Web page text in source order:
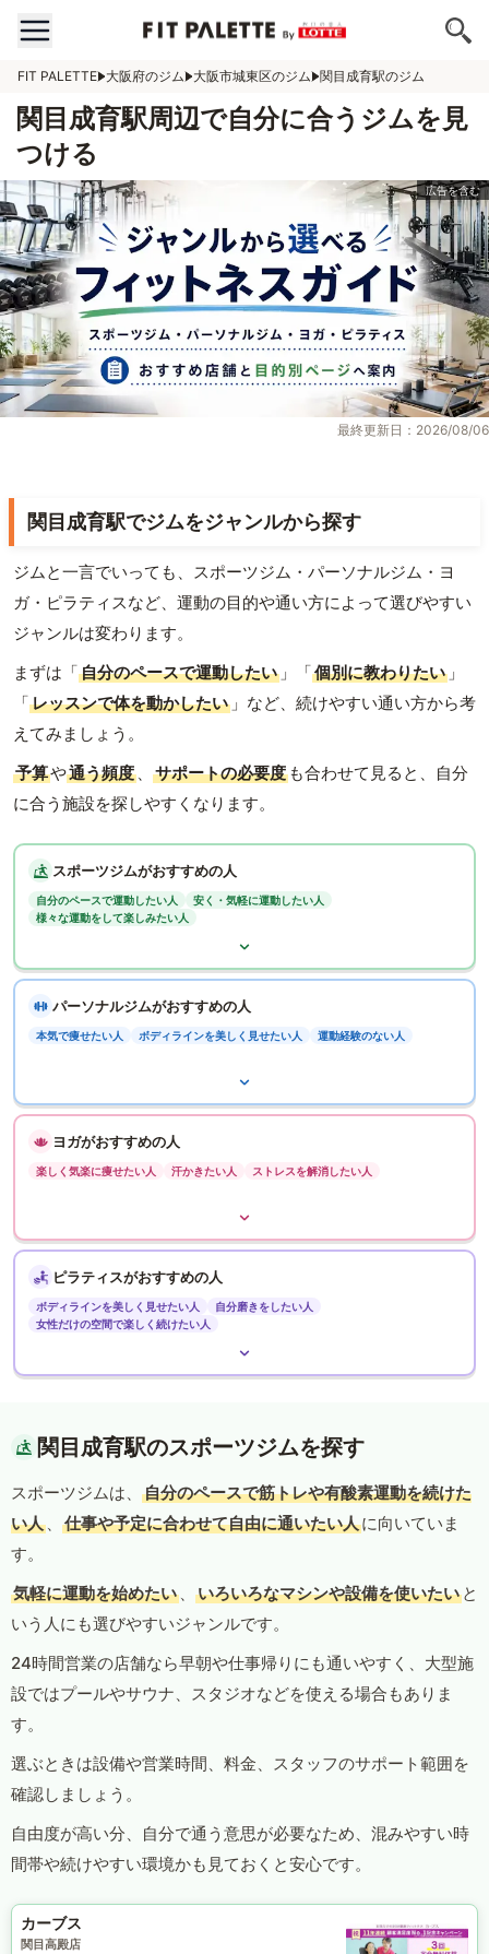
FIT PALETTE 大阪府のジム 大阪市城東区のジム 関目成育駅のジム
関目成育駅周辺で自分に合うジムを見
つける
最終更新日：2026/08/06
関目成育駅でジムをジャンルから探す
ジムと一言でいっても、スポーツジム・パーソナルジム・ヨ
ガ・ピラティスなど、運動の目的や通い方によって選びやすい
ジャンルは変わります。
まずは「自分のペースで運動したい 」「個別に教わりたい 」
「レッスンで体を動かしたい 」など、続けやすい通い方から考
えてみましょう。
予算や通う頻度 、 サポートの必要度 も合わせて見ると、自分
に合う施設を探しやすくなります。
スポーツジムがおすすめの人
自分のペースで運動したい人
安く・気軽に運動したい人
様々な運動をして楽しみたい人
パーソナルジムがおすすめの人
本気で痩せたい人 ボディラインを美しく見せたい人 運動経験のない人
ヨガがおすすめの人
楽しく気楽に痩せたい人 汗かきたい人 ストレスを解消したい人
ピラティスがおすすめの人
ボディラインを美しく見せたい人
自分磨きをしたい人
女性だけの空間で楽しく続けたい人
関目成育駅のスポーツジムを探す
スポーツジムは、
自分のペースで筋トレや有酸素運動を続けた
い人 、 仕事や予定に合わせて自由に通いたい人に向いていま
す。
気軽に運動を始めたい 、 いろいろなマシンや設備を使いたい と
いう人にも選びやすいジャンルです。
24時間営業の店舗なら早朝や仕事帰りにも通いやすく、大型施
設ではプールやサウナ、スタジオなどを使える場合もありま
す。
選ぶときは設備や営業時間、料金、スタッフのサポート範囲を
確認しましょう。
自由度が高い分、自分で通う意思が必要なため、混みやすい時
間帯や続けやすい環境かも見ておくと安心です。
カーブス
関目高殿店